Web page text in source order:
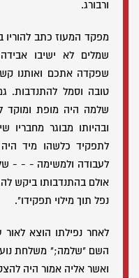
ורבורג.
מפקד המעוז כתב להוריו
שמלים לא ישיבו
שפקדה אתכם ואותנו
טובה וסמל להתנדבות.
שלמה היה מופת ומוקד
ובהיותו מבוגר
לתפקיד כלשהו מיד היה
לעבודה ולמשימה - - -
אולם בהתנדבותו ביקש
נפל תוך מילוי תפקידו".
לאחר נפילתו הוצא
ואשר אליה אמור היה